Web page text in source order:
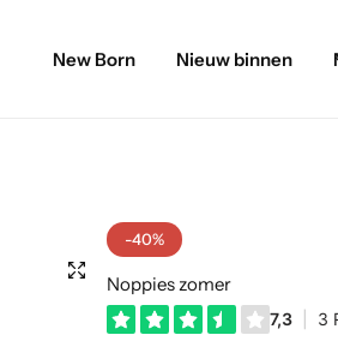
New Born Nieuw binnen
-40%
Noppies zomer